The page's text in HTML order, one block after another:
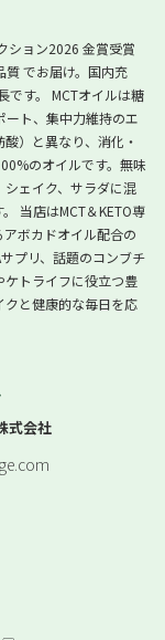
ション2026 金賞受賞
質 でお届け。国内充
です。 MCTオイルは糖
ート、集中力維持のエ
）と異なり、消化・
のオイルです。無味
ェイク、サラダに混
当店はMCT＆KETO専
ボカドオイル配合の
プリ、話題のコンブチ
ケトライフに役立つ豊
クと健康的な毎日を応
式会社